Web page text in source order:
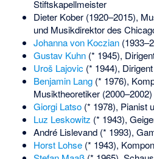
Stiftskapellmeister
Dieter Kober(1920–2015),
und Musikdirektor des
Johanna von Koczian
Gustav Kuhn(* 1945),
Uroš Lajovic(* 1944), Dirigent
Benjamin Lang(* 1976),
Musiktheoretiker (2000–2002)
Giorgi Latso(* 1978), Pianist
Luz Leskowitz (* 1943),
André Lislevand(* 1993),
Horst Lohse(* 1943),